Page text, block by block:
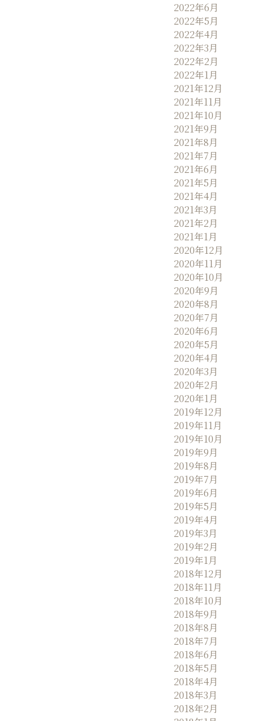
2022年6月
2022年5月
2022年4月
2022年3月
2022年2月
2022年1月
2021年12月
2021年11月
2021年10月
2021年9月
2021年8月
2021年7月
2021年6月
2021年5月
2021年4月
2021年3月
2021年2月
2021年1月
2020年12月
2020年11月
2020年10月
2020年9月
2020年8月
2020年7月
2020年6月
2020年5月
2020年4月
2020年3月
2020年2月
2020年1月
2019年12月
2019年11月
2019年10月
2019年9月
2019年8月
2019年7月
2019年6月
2019年5月
2019年4月
2019年3月
2019年2月
2019年1月
2018年12月
2018年11月
2018年10月
2018年9月
2018年8月
2018年7月
2018年6月
2018年5月
2018年4月
2018年3月
2018年2月